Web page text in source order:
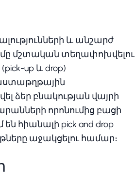
և անշարժ
մշտական տեղափոխվելու
up և drop)
ձեր բնակության վայրի
որոնումից բացի
հիանալի pick and drop
աջակցելու համար։